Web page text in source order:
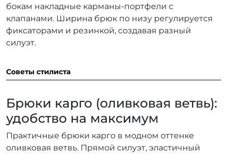
Советы стилиста
Брюки карго (оливковая ветвь):
удобство на максимум
Практичные брюки карго в модном оттенке
оливковая ветвь. Прямой силуэт, эластичный
бокам накладные карманы-портфели с
клапанами. Ширина брюк по низу регулируется
фиксаторами и резинкой, создавая разный
силуэт.